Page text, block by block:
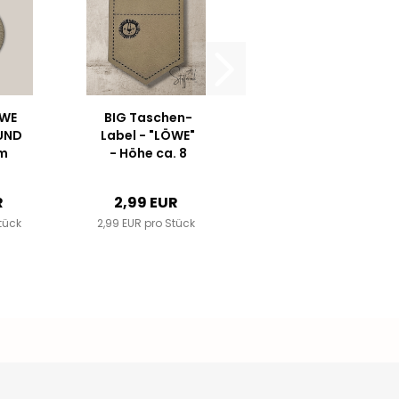
BIG Taschen-
Label - "LÖWE"
- Höhe ca. 8
Farbauswahl...
2,99 EUR
2,99 EUR pro Stück